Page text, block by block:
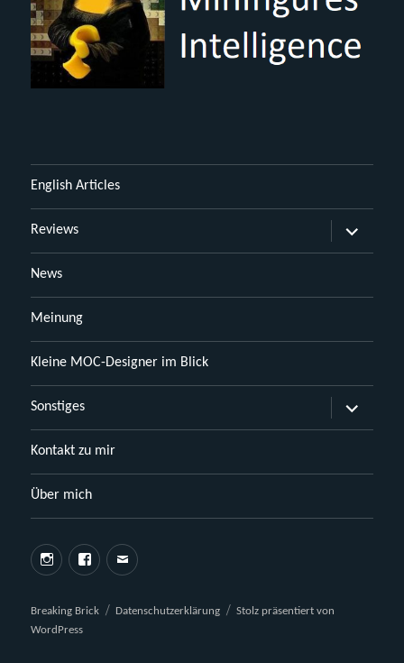
English Articles
Reviews
öffnen
News
Meinung
Kleine MOC-Designer im Blick
Sonstiges
öffnen
Kontakt zu mir
Über mich
InstagramFacebook
E-
Breaking Brick Datenschutzerklärung
Stolz präsentiert von
WordPress